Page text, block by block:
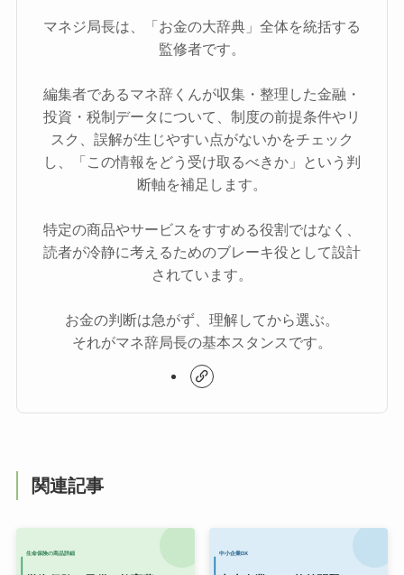
マネジ局長は、「お金の大辞典」全体を統括する
監修者です。
編集者であるマネ辞くんが収集・整理した金融・
投資・税制データについて、制度の前提条件やリ
スク、誤解が生じやすい点がないかをチェック
し、「この情報をどう受け取るべきか」という判
断軸を補足します。
特定の商品やサービスをすすめる役割ではなく、
読者が冷静に考えるためのブレーキ役として設計
されています。
お金の判断は急がず、理解してから選ぶ。
それがマネ辞局長の基本スタンスです。
関連記事